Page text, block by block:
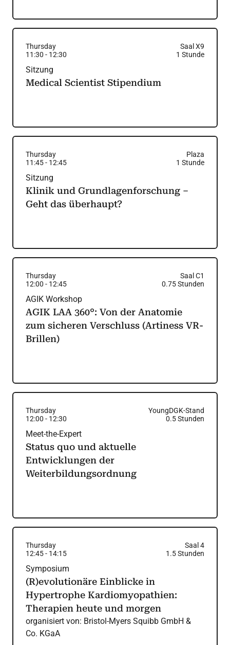
Thursday
Saal X9
11:30 - 12:30 1 Stunde
Sitzung
Medical Scientist Stipendium
Thursday
Plaza
11:45- 12:45 1 Stunde
Sitzung
Klinik und Grundlagenforschung –
Geht das überhaupt?
Thursday
Saal C1
12:00 - 12:45 0.75Stunden
AGIK Workshop
AGIK LAA 360°: Von der Anatomie
zum sicheren Verschluss (Artiness VR-
Brillen)
Thursday
YoungDGK-Stand
12:00 - 12:30 0.5Stunden
Meet-the-Expert
Status quo und aktuelle
Entwicklungen der
Weiterbildungsordnung
Thursday
Saal 4
12:45- 14:15 1.5Stunden
Symposium
(R)evolutionäre Einblicke in
Hypertrophe Kardiomyopathien:
Therapien heute und morgen
organisiert von: Bristol-Myers Squibb GmbH &
Co. KGaA